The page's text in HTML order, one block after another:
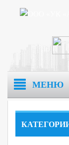
МЕНЮ
Главная
О компании